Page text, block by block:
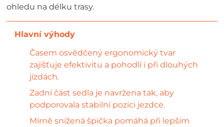
ohledu na délku trasy.
Časem osvědčený ergonomický tvar
zajišťuje efektivitu a pohodlí i při dlouhých
jízdách.
Zadní část sedla je navržena tak, aby
podporovala stabilní pozici jezdce.
Mírně snížená špička pomáhá při lepším